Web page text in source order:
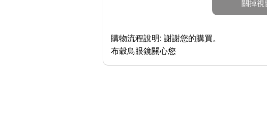
購物流程說明: 謝謝您的購買。
布穀鳥眼鏡關心您